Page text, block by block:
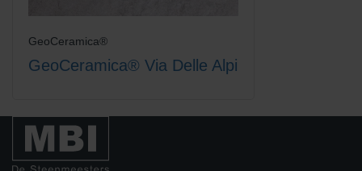
GeoCeramica®
GeoCeramica® Via Delle Alpi